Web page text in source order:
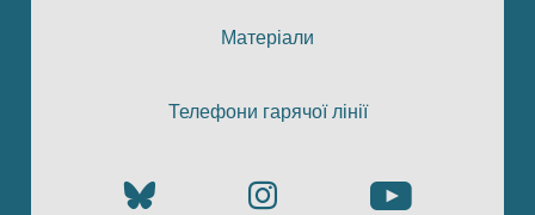
Матеріали
Телефони гарячої лінії